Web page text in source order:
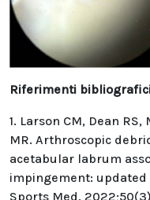
Riferimenti
1. Larson CM, Dean
MR. Arthroscopic
acetabular labrum
impingement: updated
Sports Med.